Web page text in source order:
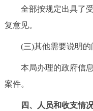
全部按规定出具了受
复意见。
(三)其他需要说明的
本局办理的政府信息
案件。
四、人员和收支情